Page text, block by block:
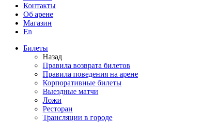
Контакты
Об арене
Магазин
En
Билеты
Назад
Правила возврата билетов
Правила поведения на арене
Корпоративные билеты
Выездные матчи
Ложи
Ресторан
Трансляции в городе